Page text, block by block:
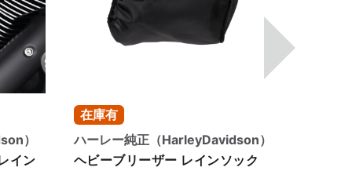
）
イン
在庫有
ハーレー純正（HarleyDavidson）
ヘビーブリーザー レインソック